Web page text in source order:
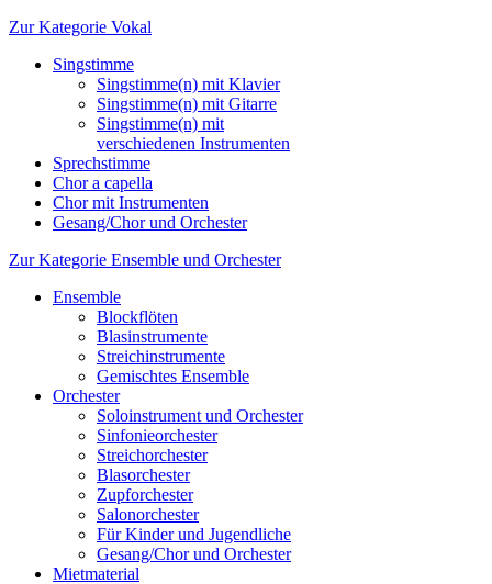
Zur Kategorie Vokal
Singstimme
Singstimme(n) mit Klavier
Singstimme(n) mit Gitarre
Singstimme(n) mit
verschiedenen Instrumenten
Sprechstimme
Chor a capella
Chor mit Instrumenten
Gesang/Chor und Orchester
Zur Kategorie Ensemble und Orchester
Ensemble
Blockflöten
Blasinstrumente
Streichinstrumente
Gemischtes Ensemble
Orchester
Soloinstrument und Orchester
Sinfonieorchester
Streichorchester
Blasorchester
Zupforchester
Salonorchester
Für Kinder und Jugendliche
Gesang/Chor und Orchester
Mietmaterial